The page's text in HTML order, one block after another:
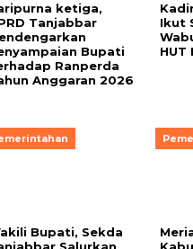
ketiga,
Tanjabbar
Bupati
Ranperda
Anggaran 2026
Ikut
HUT
Bupati, Sekda